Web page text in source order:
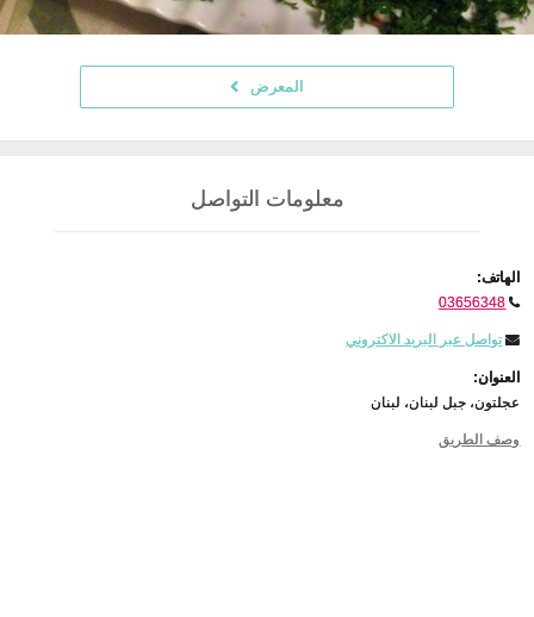
المعرض
معلومات التواصل
الهاتف:
03656348
تواصل عبر البريد الاكتروني
العنوان:
عجلتون، جبل لبنان، لبنان
وصف الطريق